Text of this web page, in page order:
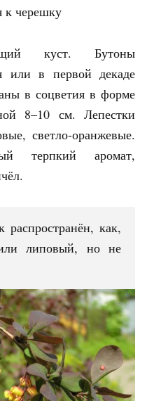
к черешку
куст. Бутоны
или в первой декаде
в соцветия в форме
8–10 см. Лепестки
светло-оранжевые.
терпкий аромат,
как,
липовый, но не